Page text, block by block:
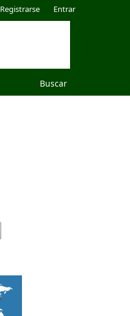
Buscar
Registrarse Entrar